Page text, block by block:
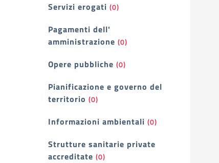
Servizi erogati (0)
Pagamenti dell'
amministrazione (0)
Opere pubbliche (0)
Pianificazione e governo del
territorio (0)
Informazioni ambientali (0)
Strutture sanitarie private
accreditate (0)